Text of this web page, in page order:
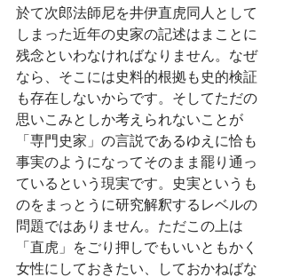
於て次郎法師尼を井伊直虎同人として
しまった近年の史家の記述はまことに
残念といわなければなりません。なぜ
なら、そこには史料的根拠も史的検証
も存在しないからです。そしてただの
思いこみとしか考えられないことが
「専門史家」の言説であるゆえに恰も
事実のようになってそのまま罷り通っ
ているという現実です。史実というも
のをまっとうに研究解釈するレベルの
問題ではありません。ただこの上は
「直虎」をごり押しでもいいともかく
女性にしておきたい、しておかねばな